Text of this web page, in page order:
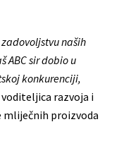
naših
ABC sir dobio u
konkurenciji,
razvoja i
proizvoda